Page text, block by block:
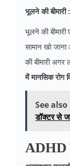
भूलने की बीमारी :
भूलने की
सामान खो
की बीमारी
में मानसिक रोग
See also
डॉक्टर से
ADHD